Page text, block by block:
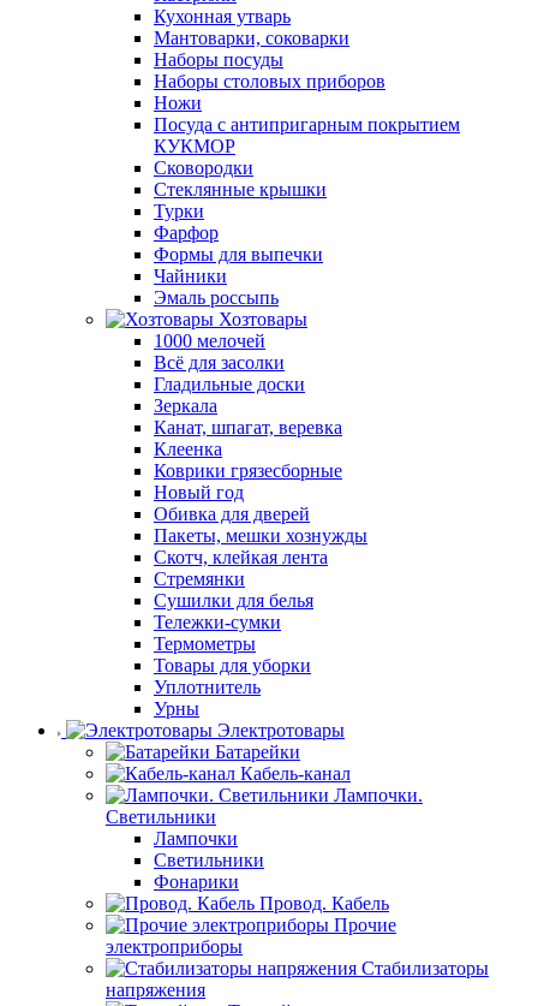
Кухонная утварь
Мантоварки, соковарки
Наборы посуды
Наборы столовых приборов
Ножи
Посуда с антипригарным покрытием
КУКМОР
Сковородки
Стеклянные крышки
Турки
Фарфор
Формы для выпечки
Чайники
Эмаль россыпь
Хозтовары
1000 мелочей
Всё для засолки
Гладильные доски
Зеркала
Канат, шпагат, веревка
Клеенка
Коврики грязесборные
Новый год
Обивка для дверей
Пакеты, мешки хознужды
Скотч, клейкая лента
Стремянки
Сушилки для белья
Тележки-сумки
Термометры
Товары для уборки
Уплотнитель
Урны
Электротовары
Батарейки
Кабель-канал
Лампочки.
Светильники
Лампочки
Светильники
Фонарики
Провод. Кабель
Прочие
электроприборы
Стабилизаторы
напряжения